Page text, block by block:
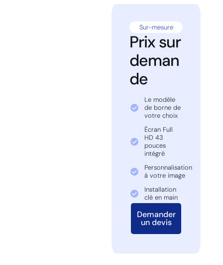
Sur-mesure
Prix sur
deman
de
Le modèle
de borne de
votre choix
Écran Full
HD 43
pouces
intégré
Personnalisation
à votre image
Installation
clé en main
Demander
un devis